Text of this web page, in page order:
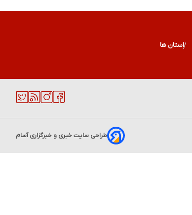
استان ها
طراحی سایت خبری و خبرگزاری آسام